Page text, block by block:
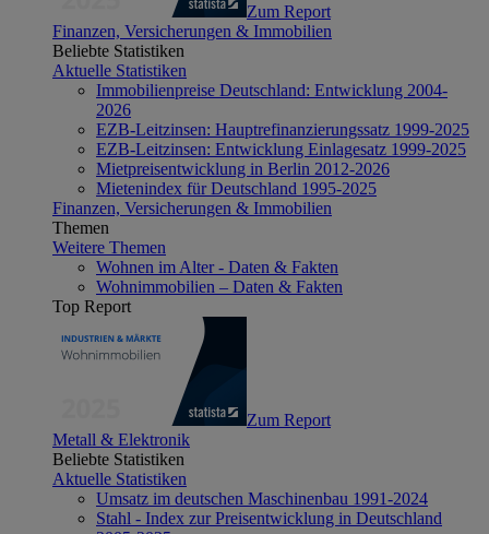
Zum Report
Finanzen, Versicherungen & Immobilien
Beliebte Statistiken
Aktuelle Statistiken
Immobilienpreise Deutschland: Entwicklung 2004-
2026
EZB-Leitzinsen: Hauptrefinanzierungssatz 1999-2025
EZB-Leitzinsen: Entwicklung Einlagesatz 1999-2025
Mietpreisentwicklung in Berlin 2012-2026
Mietenindex für Deutschland 1995-2025
Finanzen, Versicherungen & Immobilien
Themen
Weitere Themen
Wohnen im Alter - Daten & Fakten
Wohnimmobilien – Daten & Fakten
Top Report
Zum Report
Metall & Elektronik
Beliebte Statistiken
Aktuelle Statistiken
Umsatz im deutschen Maschinenbau 1991-2024
Stahl - Index zur Preisentwicklung in Deutschland